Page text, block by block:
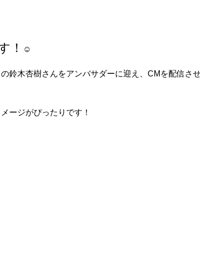
！ ☺
鈴木杏樹さんをアンバサダーに迎え、CMを配信さ
ージがぴったりです！